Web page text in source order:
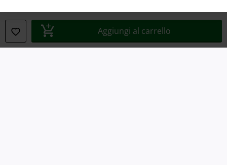
Aggiungi al carrello
Dichiarazione di Conformità
Informazioni sull'accessibilità